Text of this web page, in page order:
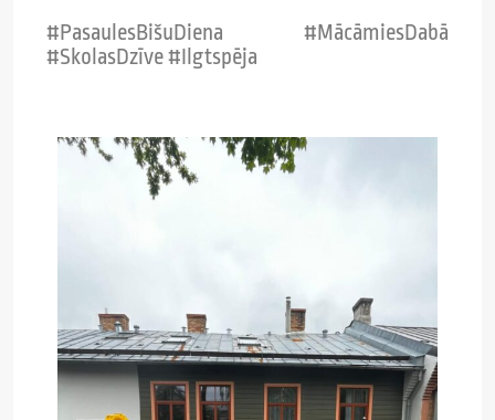
#PasaulesBišuDiena #MācāmiesDabā
#SkolasDzīve #Ilgtspēja